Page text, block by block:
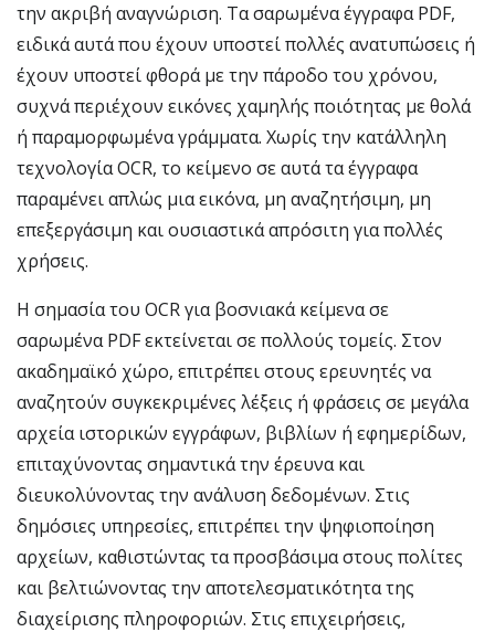
την ακριβή αναγνώριση. Τα σαρωμένα έγγραφα PDF,
ειδικά αυτά που έχουν υποστεί πολλές ανατυπώσεις ή
έχουν υποστεί φθορά με την πάροδο του χρόνου,
συχνά περιέχουν εικόνες χαμηλής ποιότητας με θολά
ή παραμορφωμένα γράμματα. Χωρίς την κατάλληλη
τεχνολογία OCR, το κείμενο σε αυτά τα έγγραφα
παραμένει απλώς μια εικόνα, μη αναζητήσιμη, μη
επεξεργάσιμη και ουσιαστικά απρόσιτη για πολλές
χρήσεις.
Η σημασία του OCR για βοσνιακά κείμενα σε
σαρωμένα PDF εκτείνεται σε πολλούς τομείς. Στον
ακαδημαϊκό χώρο, επιτρέπει στους ερευνητές να
αναζητούν συγκεκριμένες λέξεις ή φράσεις σε μεγάλα
αρχεία ιστορικών εγγράφων, βιβλίων ή εφημερίδων,
επιταχύνοντας σημαντικά την έρευνα και
διευκολύνοντας την ανάλυση δεδομένων. Στις
δημόσιες υπηρεσίες, επιτρέπει την ψηφιοποίηση
αρχείων, καθιστώντας τα προσβάσιμα στους πολίτες
και βελτιώνοντας την αποτελεσματικότητα της
διαχείρισης πληροφοριών. Στις επιχειρήσεις,